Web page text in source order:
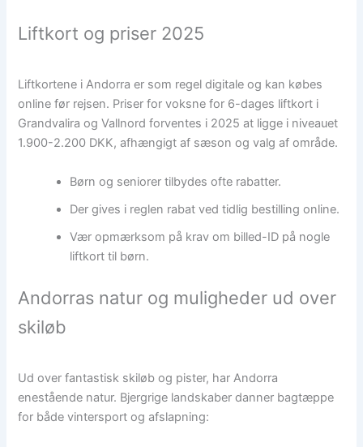
Liftkort og priser 2025
Liftkortene i Andorra er som regel digitale og kan købes
online før rejsen. Priser for voksne for 6-dages liftkort i
Grandvalira og Vallnord forventes i 2025 at ligge i niveauet
1.900-2.200 DKK, afhængigt af sæson og valg af område.
Børn og seniorer tilbydes ofte rabatter.
Der gives i reglen rabat ved tidlig bestilling online.
Vær opmærksom på krav om billed-ID på nogle
liftkort til børn.
Andorras natur og muligheder ud over
skiløb
Ud over fantastisk skiløb og pister, har Andorra
enestående natur. Bjergrige landskaber danner bagtæppe
for både vintersport og afslapning: